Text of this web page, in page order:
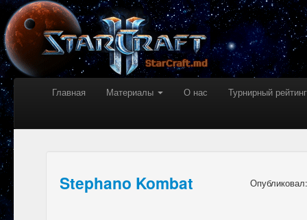
Главная Материалы О нас Турнирный рейтинг
Stephano Kombat